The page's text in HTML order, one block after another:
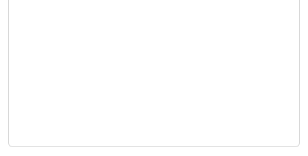
هل يدفع مرضى تونس فاتورة أزمة